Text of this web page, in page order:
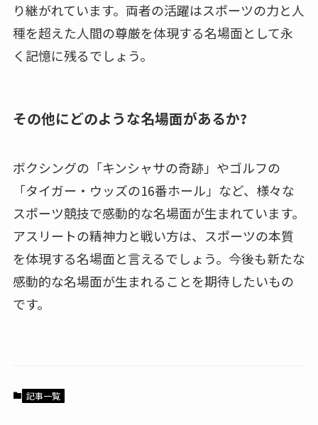
り継がれています。両者の活躍はスポーツの力と人
種を超えた人間の尊厳を体現する名場面として永
く記憶に残るでしょう。
その他にどのような名場面があるか?
ボクシングの「キンシャサの奇跡」やゴルフの
「タイガー・ウッズの16番ホール」など、様々な
スポーツ競技で感動的な名場面が生まれています。
アスリートの精神力と戦い方は、スポーツの本質
を体現する名場面と言えるでしょう。今後も新たな
感動的な名場面が生まれることを期待したいもの
です。
記事一覧